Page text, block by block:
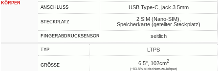
KÖRPER
ANSCHLUSS USB Type-C, jack 3.5mm
STECKPLATZ
2 SIM (Nano-SIM),
Speicherkarte (geteilter Steckplatz)
FINGERABDRUCKSENSOR seitlich
TYP LTPS
GRÖSSE 6.5", 102cm2
(~83.8% bildschirm-zu-körper)